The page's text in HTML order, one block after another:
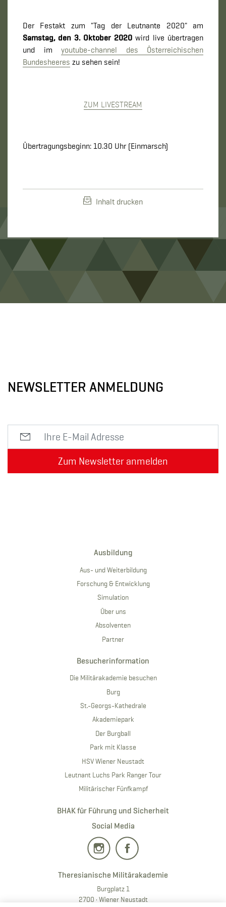
Der Festakt zum "Tag der Leutnante 2020" am
Samstag, den 3. Oktober 2020wird live übertragen
und im youtube-channel des Österreichischen
Bundesheeres zu sehen sein!
ZUM LIVESTREAM
Übertragungsbeginn: 10.30 Uhr (Einmarsch)
Inhalt drucken
NEWSLETTER ANMELDUNG
Zum Newsletter anmelden
Ausbildung
Aus- und Weiterbildung
Forschung & Entwicklung
Simulation
Über uns
Absolventen
Partner
Besucherinformation
Die Militärakademie besuchen
Burg
St.-Georgs-Kathedrale
Akademiepark
Der Burgball
Park mit Klasse
HSV Wiener Neustadt
Leutnant Luchs Park Ranger Tour
Militärischer Fünfkampf
BHAK für Führung und Sicherheit
Social Media
Theresianische Militärakademie
Burgplatz 1
2700 · Wiener Neustadt